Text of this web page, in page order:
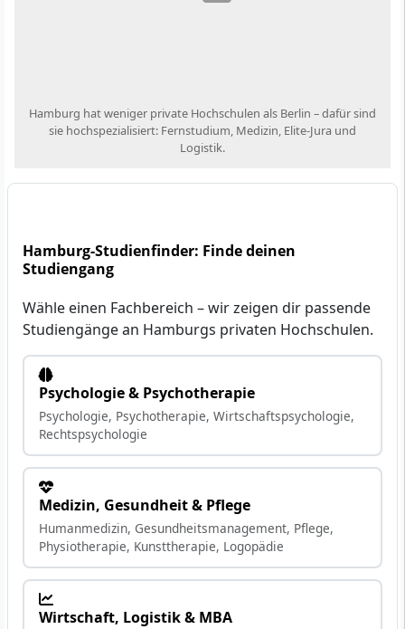
Hamburg hat weniger private Hochschulen als Berlin – dafür sind
sie hochspezialisiert: Fernstudium, Medizin, Elite-Jura und
Logistik.
Hamburg-Studienfinder: Finde deinen
Studiengang
Wähle einen Fachbereich – wir zeigen dir passende
Studiengänge an Hamburgs privaten Hochschulen.
Psychologie & Psychotherapie
Psychologie, Psychotherapie, Wirtschaftspsychologie,
Rechtspsychologie
Medizin, Gesundheit & Pflege
Humanmedizin, Gesundheitsmanagement, Pflege,
Physiotherapie, Kunsttherapie, Logopädie
Wirtschaft, Logistik & MBA